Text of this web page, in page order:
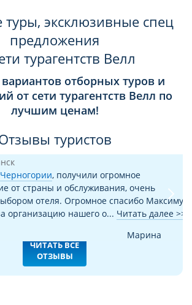
эксклюзивные спец
предложения
турагентств Велл
вариантов отборных туров и
от сети турагентств Велл по
лучшим ценам!
туристов
ЧИТАТЬ ВСЕ
ОТЗЫВЫ
Черногории, получили огромное
от страны и обслуживания, очень
отеля. Огромное спасибо Максиму
организацию нашего о... Читать далее >>
Марина